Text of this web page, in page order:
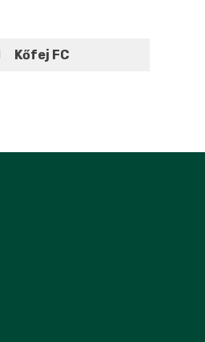
Kőfej FC